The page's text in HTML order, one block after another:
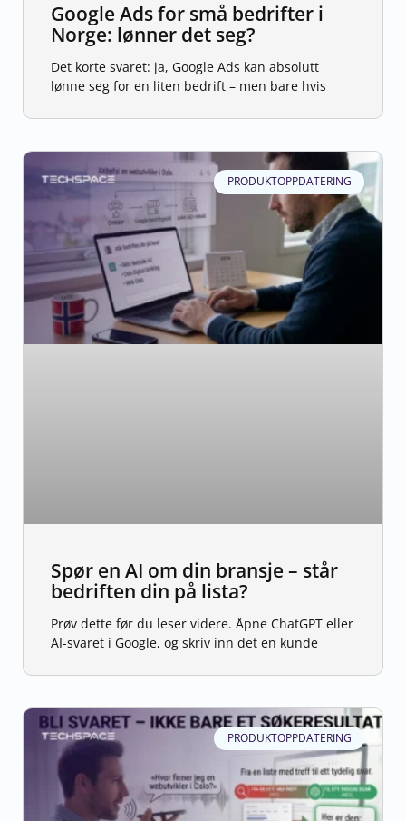
Google Ads for små bedrifter i
Norge: lønner det seg?
Det korte svaret: ja, Google Ads kan absolutt
lønne seg for en liten bedrift – men bare hvis
PRODUKTOPPDATERING
Spør en AI om din bransje – står
bedriften din på lista?
Prøv dette før du leser videre. Åpne ChatGPT eller
AI-svaret i Google, og skriv inn det en kunde
PRODUKTOPPDATERING